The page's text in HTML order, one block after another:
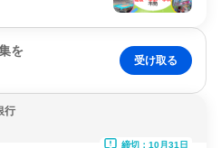
を
受け取る
行
締切：10月31日